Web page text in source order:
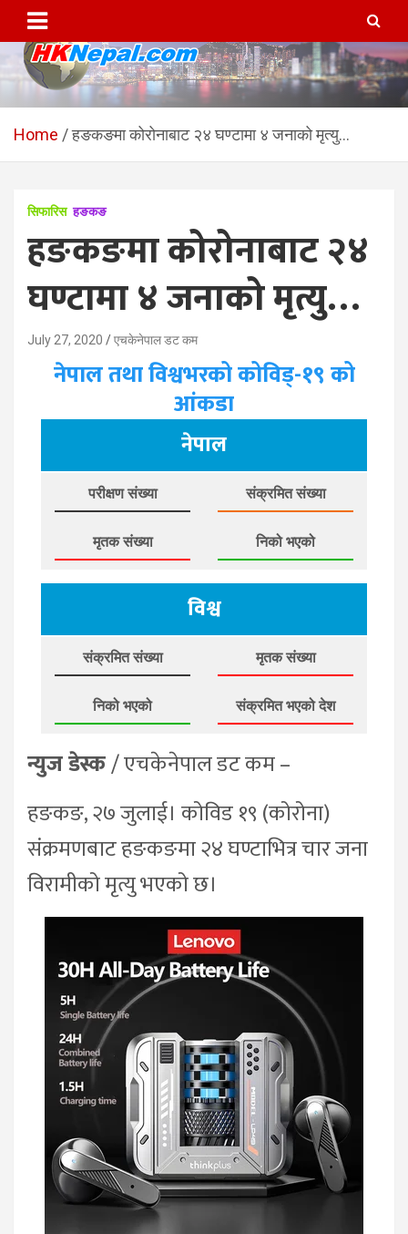
content
HKNepal.com – हङकङबाट
सञ्चालित पहिलो नेपाली अनलाईन
hknepal, hknepal.com, hk nepal, hk nepal com
Home हङकङमा कोरोनाबाट २४ घण्टामा ४ जनाको मृत्यु…
सिफारिस हङकङ
हङकङमा कोरोनाबाट २४
घण्टामा ४ जनाको मृत्यु…
July 27, 2020 एचकेनेपाल डट कम
नेपाल तथा विश्वभरको कोविड्-१९ को
आंकडा
नेपाल
परीक्षण संख्या संक्रमित संख्या
मृतक संख्या निको भएको
विश्व
संक्रमित संख्या मृतक संख्या
निको भएको संक्रमित भएको देश
न्युज डेस्क/ एचकेनेपाल डट कम –
हङकङ, २७ जुलाई। कोविड १९ (कोरोना)
संक्रमणबाट हङकङमा २४ घण्टाभित्र चार जना
विरामीको मृत्यु भएको छ।